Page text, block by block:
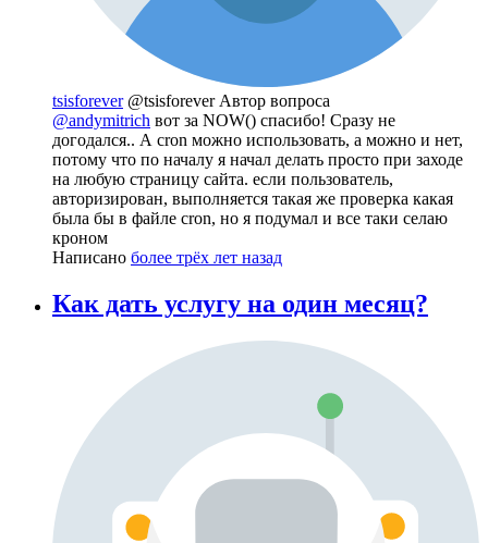
tsisforever @tsisforever Автор вопроса
@andymitrich вот за NOW() спасибо! Сразу не
догодался.. А cron можно использовать, а можно и нет,
потому что по началу я начал делать просто при заходе
на любую страницу сайта. если пользователь,
авторизирован, выполняется такая же проверка какая
была бы в файле cron, но я подумал и все таки селаю
кроном
Написано более трёх лет назад
Как дать услугу на один месяц?